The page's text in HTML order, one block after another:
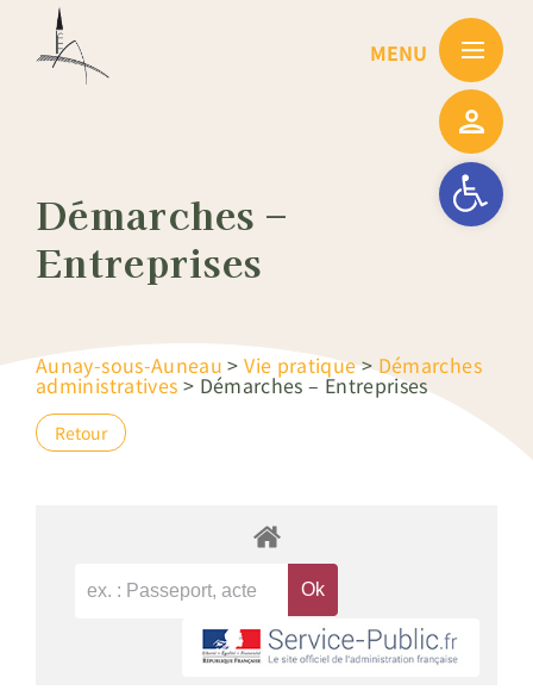
Ouvrir la
Démarches –
Entreprises
Aunay-sous-Auneau >Vie pratique>Démarches
administratives > Démarches – Entreprises
Retour